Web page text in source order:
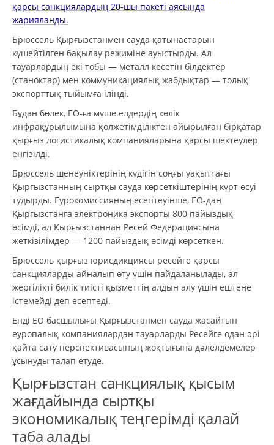
қарсы санкциялардың 20-шы пакеті аясында
жарияланды.
Брюссель Қырғызстанмен сауда қатынастарын
күшейтілген бақылау режиміне ауыстырды. Ал
тауарлардың екі тобы — металл кесетін білдектер
(станоктар) мен коммуникациялық жабдықтар — толық
экспорттық тыйымға ілінді.
Бұдан бөлек, ЕО-ға мүше елдердің көлік
инфрақұрылымына қолжетімділіктен айырылған бірқатар
қырғыз логистикалық компанияларына қарсы шектеулер
енгізілді.
Брюссель шенеуніктерінің күдігін соңғы уақыттағы
Қырғызстанның сыртқы сауда көрсеткіштерінің күрт өсуі
тудырды. Еурокомиссияның есептеуінше, ЕО-дан
Қырғызстанға электроника экспорты 800 пайыздық
өсімді, ал Қырғызстаннан Ресей Федерациясына
жеткізілімдер — 1200 пайыздық өсімді көрсеткен.
Брюссель қырғыз юрисдикциясы ресейге қарсы
санкцияларды айналып өту үшін пайдаланылады, ал
жергілікті билік тиісті қызметтің алдын алу үшін ештеңе
істемейді деп есептеді.
Енді ЕО басшылығы Қырғызстанмен сауда жасайтын
еуропалық компаниялардан тауарларды Ресейге одан әрі
қайта сату перспективасының жоқтығына дәлелдемелер
ұсынуды талап етуде.
Қырғызстан санкциялық қысым
жағдайында сыртқы
экономикалық теңгерімді қалай
таба алады